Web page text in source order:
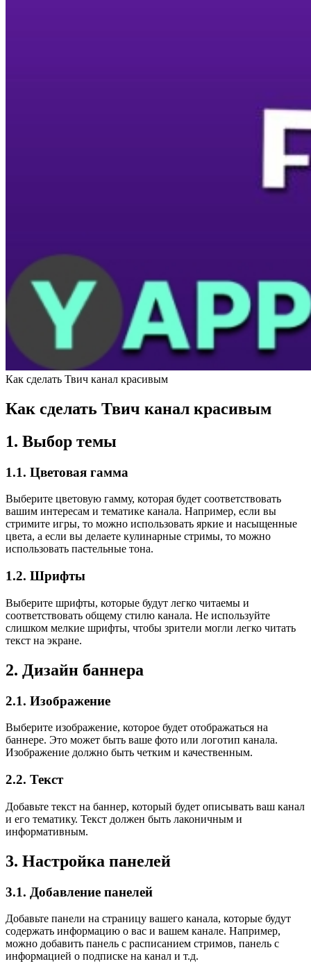
Как сделать Твич канал красивым
Как сделать Твич канал красивым
1. Выбор темы
1.1. Цветовая гамма
Выберите цветовую гамму, которая будет соответствовать
вашим интересам и тематике канала. Например, если вы
стримите игры, то можно использовать яркие и насыщенные
цвета, а если вы делаете кулинарные стримы, то можно
использовать пастельные тона.
1.2. Шрифты
Выберите шрифты, которые будут легко читаемы и
соответствовать общему стилю канала. Не используйте
слишком мелкие шрифты, чтобы зрители могли легко читать
текст на экране.
2. Дизайн баннера
2.1. Изображение
Выберите изображение, которое будет отображаться на
баннере. Это может быть ваше фото или логотип канала.
Изображение должно быть четким и качественным.
2.2. Текст
Добавьте текст на баннер, который будет описывать ваш канал
и его тематику. Текст должен быть лаконичным и
информативным.
3. Настройка панелей
3.1. Добавление панелей
Добавьте панели на страницу вашего канала, которые будут
содержать информацию о вас и вашем канале. Например,
можно добавить панель с расписанием стримов, панель с
информацией о подписке на канал и т.д.